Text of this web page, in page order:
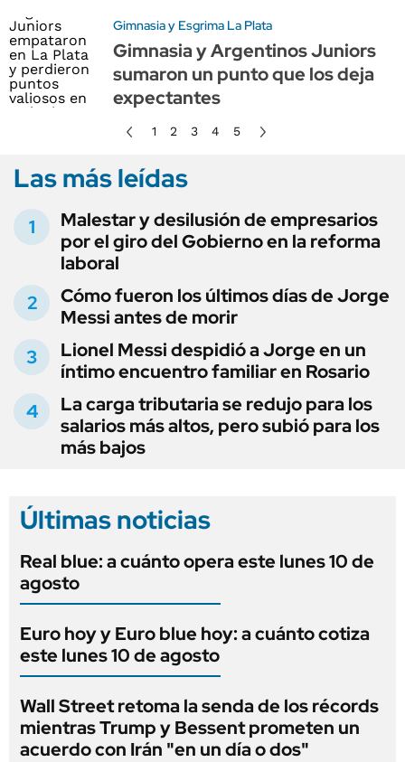
Gimnasia y Esgrima La Plata
Gimnasia y Argentinos Juniors
sumaron un punto que los deja
expectantes
1 2 3 4 5
Las más leídas
Malestar y desilusión de empresarios
por el giro del Gobierno en la reforma
laboral
Cómo fueron los últimos días de Jorge
Messi antes de morir
Lionel Messi despidió a Jorge en un
íntimo encuentro familiar en Rosario
La carga tributaria se redujo para los
salarios más altos, pero subió para los
más bajos
Últimas noticias
Real blue: a cuánto opera este lunes 10 de
agosto
Euro hoy y Euro blue hoy: a cuánto cotiza
este lunes 10 de agosto
Wall Street retoma la senda de los récords
mientras Trump y Bessent prometen un
acuerdo con Irán "en un día o dos"